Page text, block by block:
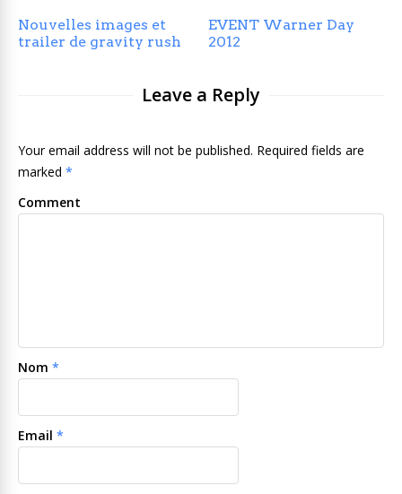
Nouvelles images et
trailer de gravity rush
EVENT Warner Day
2012
Leave a Reply
Your email address will not be published. Required fields are
marked *
Comment
Nom *
Email *